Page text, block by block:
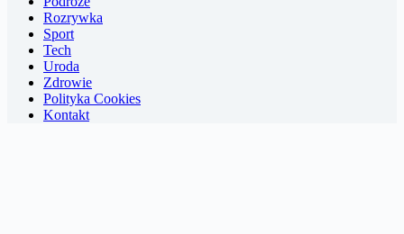
Rozrywka
Sport
Tech
Uroda
Zdrowie
Polityka Cookies
Kontakt